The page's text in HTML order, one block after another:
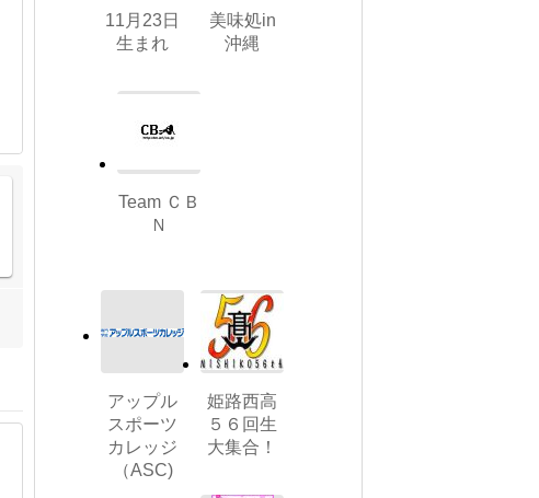
11月23日
生まれ
美味処in
沖縄
Team ＣＢ
Ｎ
アップル
スポーツ
カレッジ
（ASC)
姫路西高
５６回生
大集合！